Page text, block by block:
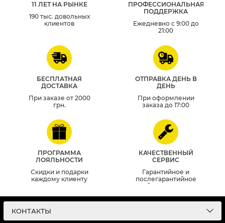
11 ЛЕТ НА РЫНКЕ
190 тыс. довольных
клиентов
ПРОФЕССИОНАЛЬНАЯ
ПОДДЕРЖКА
Ежедневно с 9:00 до
21:00
БЕСПЛАТНАЯ
ДОСТАВКА
При заказе от 2000
грн.
ОТПРАВКА ДЕНЬ В
ДЕНЬ
При оформлении
заказа до 17:00
ПРОГРАММА
ЛОЯЛЬНОСТИ
Скидки и подарки
каждому клиенту
КАЧЕСТВЕННЫЙ
СЕРВИС
Гарантийное и
послегарантийное
обслуживание
КОНТАКТЫ